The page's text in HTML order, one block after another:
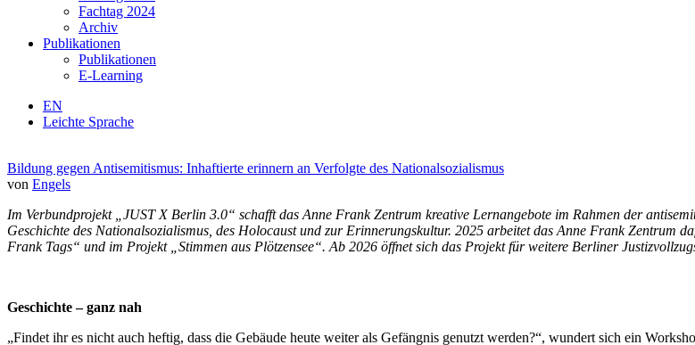
Fachtag 2024
Archiv
Publikationen
Publikationen
E-Learning
EN
Leichte Sprache
Bildung gegen Antisemitismus: Inhaftierte erinnern an Verfolgte des Nationalsozialismus
von Engels
Im Verbundprojekt „JUST X Berlin 3.0“ schafft das Anne Frank Zentrum kreative Lernangebote im Rahmen der
Geschichte des Nationalsozialismus, des Holocaust und zur Erinnerungskultur. 2025 arbeitet das Anne Frank Zentrum
Frank Tags“ und im Projekt „Stimmen aus Plötzensee“. Ab 2026 öffnet sich das Projekt für weitere Berliner
Geschichte – ganz nah
„Findet ihr es nicht auch heftig, dass die Gebäude heute weiter als Gefängnis genutzt werden?“, wundert sich ein